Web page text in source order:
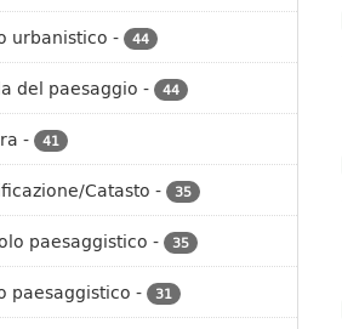
urbanistico - 44
del paesaggio - 44
- 41
Catasto - 35
paesaggistico - 35
paesaggistico - 31